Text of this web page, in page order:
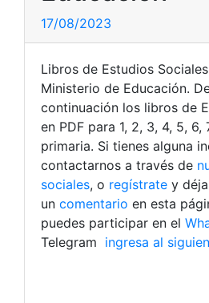
17/08/2023
Libros de Estudios Sociales
Ministerio de Educación.
continuación los libros de
en PDF para 1, 2, 3, 4, 5, 6,
primaria. Si tienes alguna
contactarnos a través de
sociales, o regístrate y
un comentario en esta
puedes participar en el
Telegram ingresa al